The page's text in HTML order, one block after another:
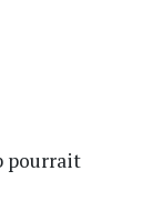
pourrait